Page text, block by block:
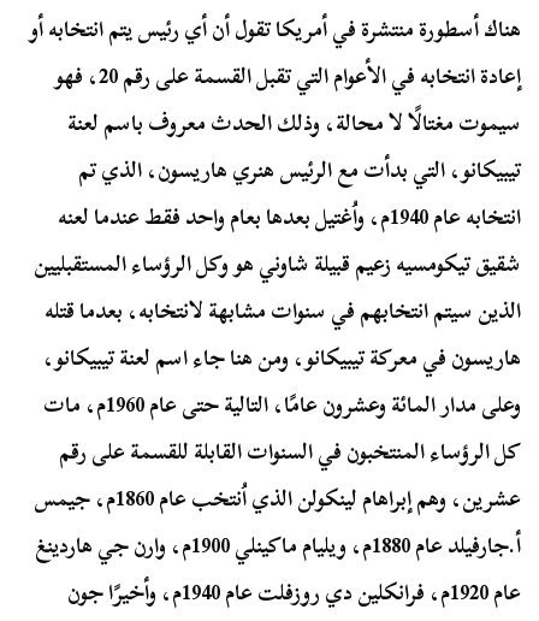
هناك أسطورة منتشرة في أمريكا تقول أن أي رئيس يتم انتخابه أو
إعادة انتخابه في الأعوام التي تقبل القسمة على رقم 20، فهو
سيموت مغتالًا لا محالة، وذلك الحدث معروف باسم لعنة
تيبيكانو، التي بدأت مع الرئيس هنري هاريسون، الذي تم
انتخابه عام 1940م، واُغتيل بعدها بعام واحد فقط عندما لعنه
شقيق تيكومسيه زعيم قبيلة شاوني هو وكل الرؤساء المستقبليين
الذين سيتم انتخابهم في سنوات مشابهة لانتخابه، بعدما قتله
هاريسون في معركة تيبيكانو، ومن هنا جاء اسم لعنة تيبيكانو،
وعلى مدار المائة وعشرون عامًا، التالية حتى عام 1960م، مات
كل الرؤساء المنتخبون في السنوات القابلة للقسمة على رقم
عشرين، وهم إبراهام لينكولن الذي اُنتخب عام 1860م، جيمس
أ.جارفيلد عام 1880م، ويليام ماكينلي 1900م، وارن جي هاردينغ
عام 1920م، فرانكلين دي روزفلت عام 1940م، وأخيرًا جون